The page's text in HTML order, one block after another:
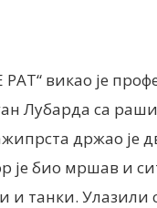
викао је
Лубарда са
држао је
је био мршав и
и танки. Улазили